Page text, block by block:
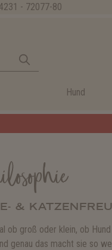
- 72077-80
Hund
&
ob groß oder klein, ob
genau das macht sie so